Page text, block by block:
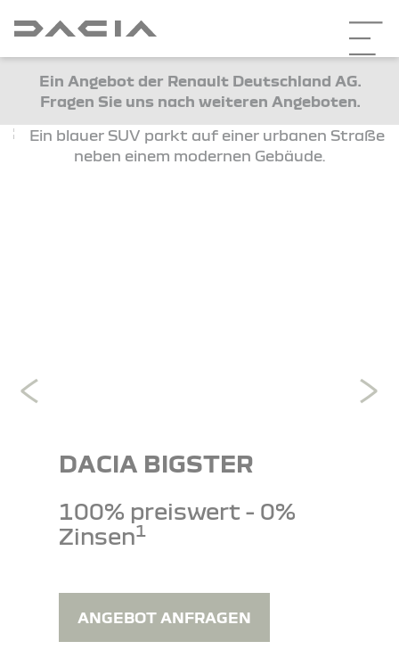
Ein Angebot der Renault Deutschland AG.
Fragen Sie uns nach weiteren Angeboten.
DACIA BIGSTER
100% preiswert - 0%
Zinsen1
ANGEBOT ANFRAGEN